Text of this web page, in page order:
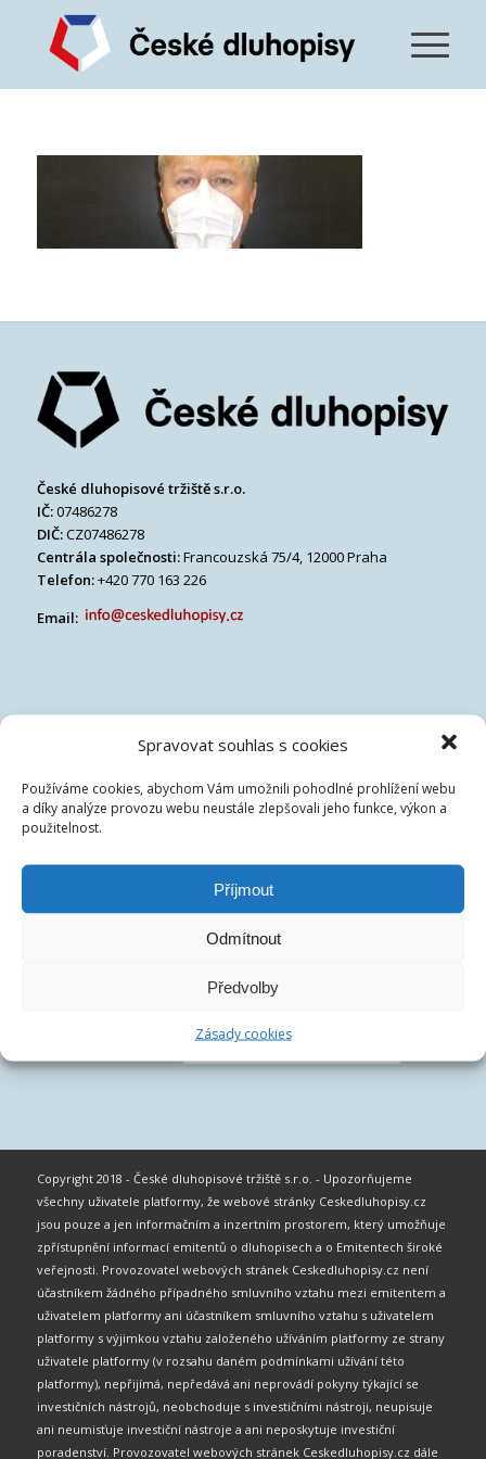
Spravovat souhlas s cookies
Používáme cookies, abychom Vám umožnili pohodlné prohlížení webu
a díky analýze provozu webu neustále zlepšovali jeho funkce, výkon a
použitelnost.
Příjmout
Odmítnout
Předvolby
Zásady cookies
České dluhopisové tržiště s.r.o.
IČ:07486278
DIČ:CZ07486278
Centrála společnosti:Francouzská 75/4, 12000 Praha
Telefon:+420 770 163 226
Email:
Copyright 2018 - České dluhopisové tržiště s.r.o. - Upozorňujeme
všechny uživatele platformy, že webové stránky Ceskedluhopisy.cz
jsou pouze a jen informačním a inzertním prostorem, který umožňuje
zpřístupnění informací emitentů o dluhopisech a o Emitentech široké
veřejnosti. Provozovatel webových stránek Ceskedluhopisy.cz není
účastníkem žádného případného smluvního vztahu mezi emitentem a
uživatelem platformy ani účastníkem smluvního vztahu s uživatelem
platformy s výjimkou vztahu založeného užíváním platformy ze strany
uživatele platformy (v rozsahu daném podmínkami užívání této
platformy), nepřijímá, nepředává ani neprovádí pokyny týkající se
investičních nástrojů, neobchoduje s investičními nástroji, neupisuje
ani neumisťuje investiční nástroje a ani neposkytuje investiční
poradenství. Provozovatel webových stránek Ceskedluhopisy.cz dále